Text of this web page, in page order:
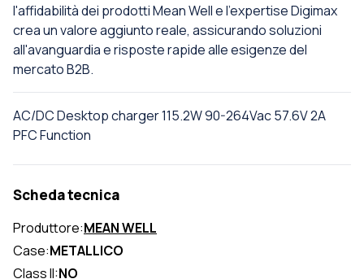
l'affidabilità dei prodotti Mean Well e l'expertise Digimax
crea un valore aggiunto reale, assicurando soluzioni
all'avanguardia e risposte rapide alle esigenze del
mercato B2B.
AC/DC Desktop charger 115.2W 90-264Vac 57.6V 2A
PFC Function
Scheda tecnica
Produttore:MEAN WELL
Case:METALLICO
Class II:NO